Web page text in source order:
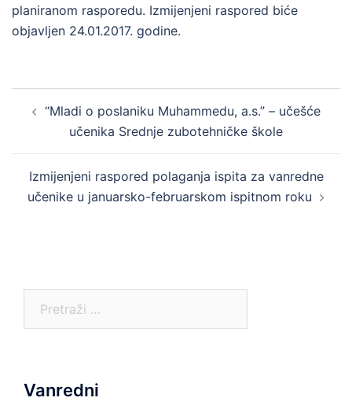
planiranom rasporedu. Izmijenjeni raspored biće
objavljen 24.01.2017. godine.
navigation
“Mladi o poslaniku Muhammedu, a.s.” – učešće
učenika Srednje zubotehničke škole
Izmijenjeni raspored polaganja ispita za vanredne
učenike u januarsko-februarskom ispitnom roku
Vanredni